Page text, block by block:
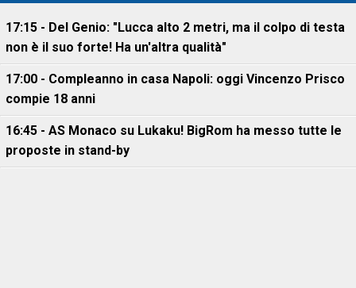
17:15 - Del Genio: "Lucca alto 2 metri, ma il colpo di testa
non è il suo forte! Ha un'altra qualità"
17:00 - Compleanno in casa Napoli: oggi Vincenzo Prisco
compie 18 anni
16:45 - AS Monaco su Lukaku! BigRom ha messo tutte le
proposte in stand-by